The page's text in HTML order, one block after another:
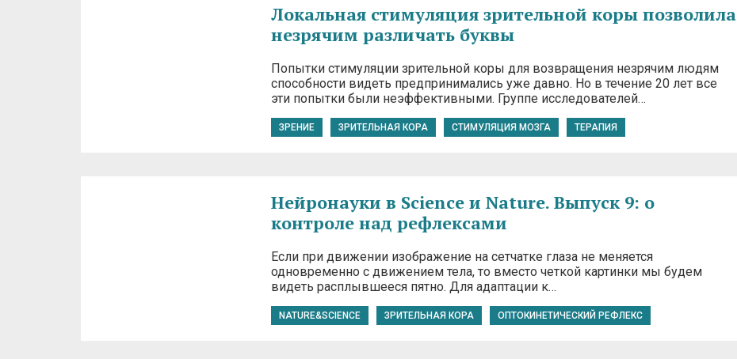
Локальная стимуляция зрительной коры позволила
незрячим различать буквы
Попытки стимуляции зрительной коры для возвращения незрячим людям
способности видеть предпринимались уже давно. Но в течение 20 лет все
эти попытки были неэффективными. Группе исследователей…
ЗРЕНИЕ ЗРИТЕЛЬНАЯ КОРА СТИМУЛЯЦИЯ МОЗГА ТЕРАПИЯ
Нейронауки в Science и Nature. Выпуск 9: о
контроле над рефлексами
Если при движении изображение на сетчатке глаза не меняется
одновременно c движением тела, то вместо четкой картинки мы будем
видеть расплывшееся пятно. Для адаптации к…
NATURE&SCIENCE ЗРИТЕЛЬНАЯ КОРА ОПТОКИНЕТИЧЕСКИЙ РЕФЛЕКС